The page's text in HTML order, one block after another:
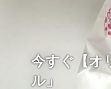
今すぐ【オ
ル」